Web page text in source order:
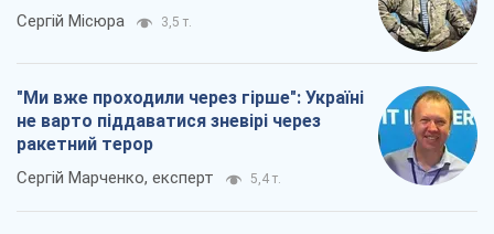
Сергій Місюра 3,5 т.
"Ми вже проходили через гірше": Україні
не варто піддаватися зневірі через
ракетний терор
Сергій Марченко, експерт 5,4 т.